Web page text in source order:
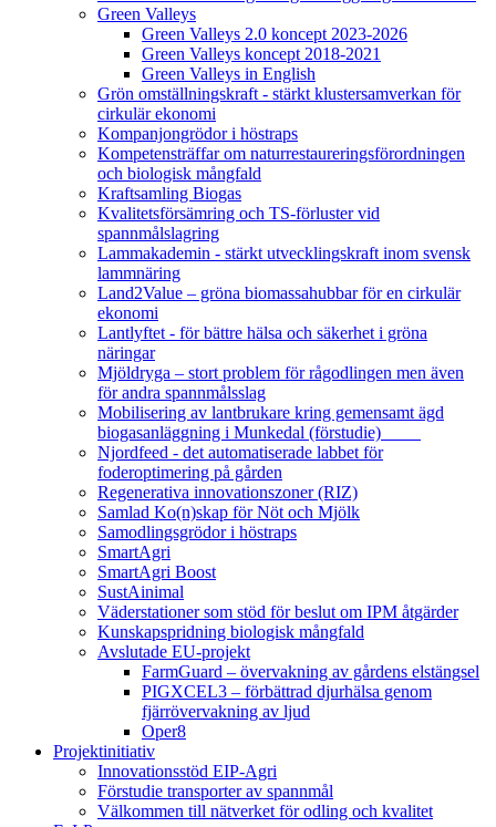
Green Valleys
Green Valleys 2.0 koncept 2023-2026
Green Valleys koncept 2018-2021
Green Valleys in English
Grön omställningskraft - stärkt klustersamverkan för
cirkulär ekonomi
Kompanjongrödor i höstraps
Kompetensträffar om naturrestaureringsförordningen
och biologisk mångfald
Kraftsamling Biogas
Kvalitetsförsämring och TS-förluster vid
spannmålslagring
Lammakademin - stärkt utvecklingskraft inom svensk
lammnäring
Land2Value – gröna biomassahubbar för en cirkulär
ekonomi
Lantlyftet - för bättre hälsa och säkerhet i gröna
näringar
Mjöldryga – stort problem för rågodlingen men även
för andra spannmålsslag
Mobilisering av lantbrukare kring gemensamt ägd
biogasanläggning i Munkedal (förstudie)
Njordfeed - det automatiserade labbet för
foderoptimering på gården
Regenerativa innovationszoner (RIZ)
Samlad Ko(n)skap för Nöt och Mjölk
Samodlingsgrödor i höstraps
SmartAgri
SmartAgri Boost
SustAinimal
Väderstationer som stöd för beslut om IPM åtgärder
Kunskapspridning biologisk mångfald
Avslutade EU-projekt
FarmGuard – övervakning av gårdens elstängsel
PIGXCEL3 – förbättrad djurhälsa genom
fjärrövervakning av ljud
Oper8
Projektinitiativ
Innovationsstöd EIP-Agri
Förstudie transporter av spannmål
Välkommen till nätverket för odling och kvalitet